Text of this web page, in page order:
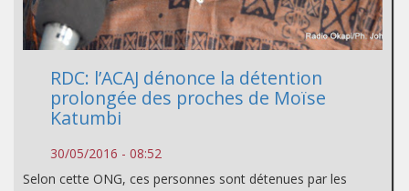
RDC: l’ACAJ dénonce la détention
prolongée des proches de Moïse
Katumbi
30/05/2016 - 08:52
Selon cette ONG, ces personnes sont détenues par les